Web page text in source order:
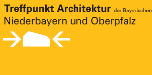
Skip
to
content